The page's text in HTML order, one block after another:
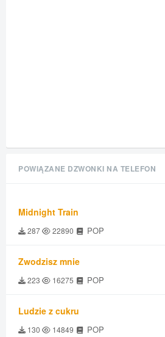
POWIĄZANE DZWONKI NA TELEFON
Midnight Train
287 22890 POP
Zwodzisz mnie
223 16275 POP
Ludzie z cukru
130 14849 POP